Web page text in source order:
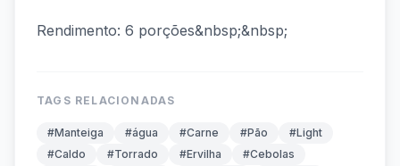
Rendimento: 6 porções&nbsp;&nbsp;
TAGS RELACIONADAS
#Manteiga #água #Carne #Pão
#Light
#Caldo
#Torrado #Ervilha
#Cebolas